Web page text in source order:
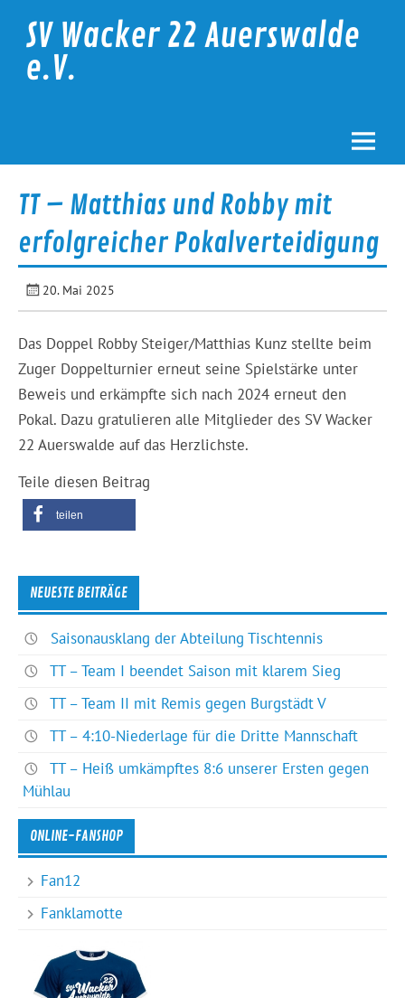
contentSV Wacker 22 Auerswalde
e.V.
TT – Matthias und Robby mit
erfolgreicher Pokalverteidigung
20. Mai 2025
Das Doppel Robby Steiger/Matthias Kunz stellte beim
Zuger Doppelturnier erneut seine Spielstärke unter
Beweis und erkämpfte sich nach 2024 erneut den
Pokal. Dazu gratulieren alle Mitglieder des SV Wacker
22 Auerswalde auf das Herzlichste.
Teile diesen Beitrag
teilen
NEUESTE BEITRÄGE
Saisonausklang der Abteilung Tischtennis
TT – Team I beendet Saison mit klarem Sieg
TT – Team II mit Remis gegen Burgstädt V
TT – 4:10-Niederlage für die Dritte Mannschaft
TT – Heiß umkämpftes 8:6 unserer Ersten gegen
Mühlau
ONLINE-FANSHOP
Fan12
Fanklamotte